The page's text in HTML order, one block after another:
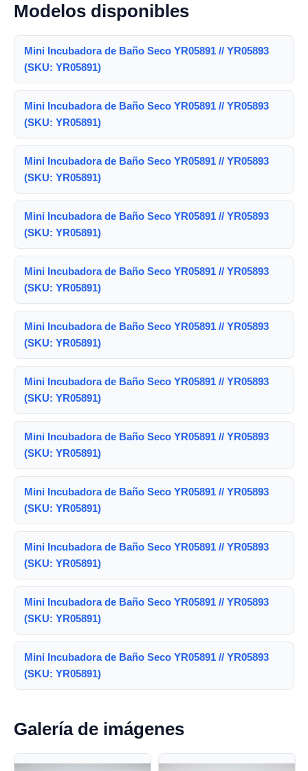
Modelos disponibles
Mini Incubadora de Baño Seco YR05891 // YR05893
(SKU: YR05891)
Mini Incubadora de Baño Seco YR05891 // YR05893
(SKU: YR05891)
Mini Incubadora de Baño Seco YR05891 // YR05893
(SKU: YR05891)
Mini Incubadora de Baño Seco YR05891 // YR05893
(SKU: YR05891)
Mini Incubadora de Baño Seco YR05891 // YR05893
(SKU: YR05891)
Mini Incubadora de Baño Seco YR05891 // YR05893
(SKU: YR05891)
Mini Incubadora de Baño Seco YR05891 // YR05893
(SKU: YR05891)
Mini Incubadora de Baño Seco YR05891 // YR05893
(SKU: YR05891)
Mini Incubadora de Baño Seco YR05891 // YR05893
(SKU: YR05891)
Mini Incubadora de Baño Seco YR05891 // YR05893
(SKU: YR05891)
Mini Incubadora de Baño Seco YR05891 // YR05893
(SKU: YR05891)
Mini Incubadora de Baño Seco YR05891 // YR05893
(SKU: YR05891)
Galería de imágenes